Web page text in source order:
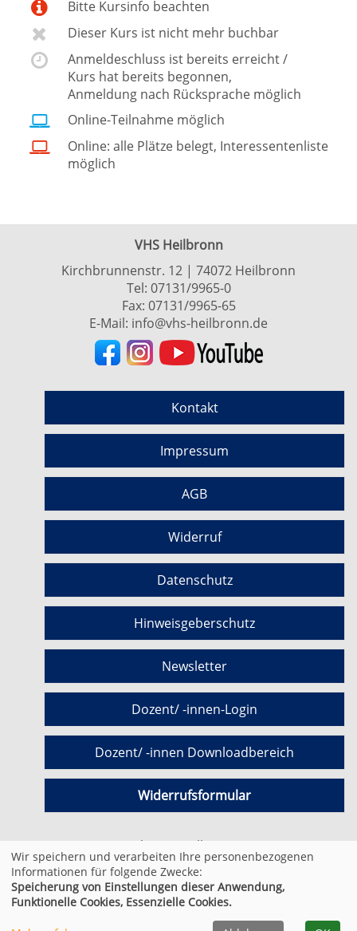
Bitte Kursinfo beachten
Dieser Kurs ist nicht mehr buchbar
Anmeldeschluss ist bereits erreicht /
Kurs hat bereits begonnen,
Anmeldung nach Rücksprache möglich
Online-Teilnahme möglich
Online: alle Plätze belegt, Interessentenliste
möglich
VHS Heilbronn
Kirchbrunnenstr. 12 | 74072 Heilbronn
Tel: 07131/9965-0
Fax: 07131/9965-65
E-Mail: info@vhs-heilbronn.de
Kontakt
Impressum
AGB
Widerruf
Datenschutz
Hinweisgeberschutz
Newsletter
Dozent/ -innen-Login
Dozent/ -innen Downloadbereich
Widerrufsformular
Cookie Einstellungen
© 2026 Kufer Software GmbH
Wir speichern und verarbeiten Ihre personenbezogenen
Informationen für folgende Zwecke:
Speicherung von Einstellungen dieser Anwendung,
Funktionelle Cookies, Essenzielle Cookies.